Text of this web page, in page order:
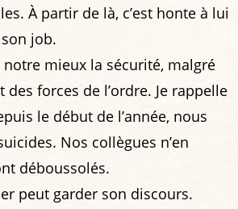
À partir de là, c’est honte à lui
job.
mieux la sécurité, malgré
des forces de l’ordre. Je rappelle
le début de l’année, nous
Nos collègues n’en
déboussolés.
peut garder son discours.